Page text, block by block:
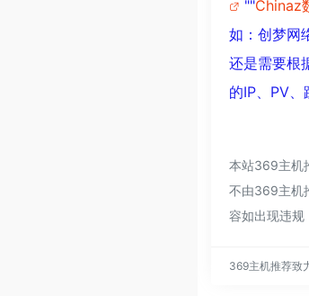
""Chinaz
如：创梦网
还是需要根
的IP、PV、
本站369主机
不由369主机
容如出现违规
369主机推荐致